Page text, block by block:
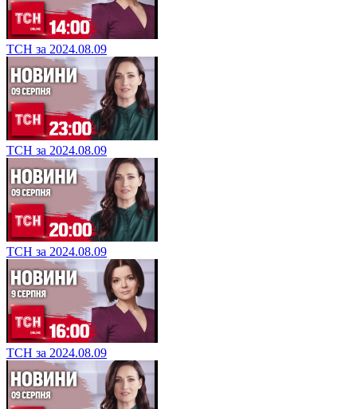
ТСН за 2024.08.09
ТСН за 2024.08.09
ТСН за 2024.08.09
ТСН за 2024.08.09